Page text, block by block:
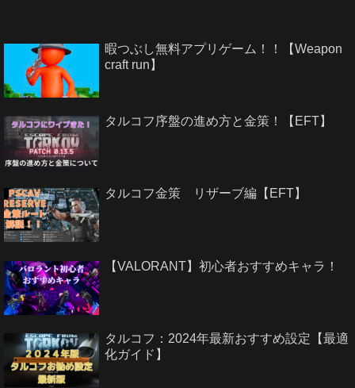
暇つぶし無料アプリゲーム！！【Weapon
craft run】
タルコフ序盤の進め方と金策！【EFT】
タルコフ金策 リザーブ編【EFT】
【VALORANT】初心者おすすめキャラ！
タルコフ：2024年最新おすすめ設定【最適
化ガイド】